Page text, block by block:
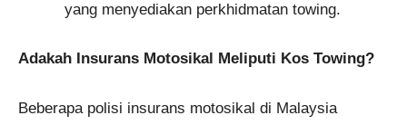
yang menyediakan perkhidmatan towing.
Adakah Insurans Motosikal Meliputi Kos Towing?
Beberapa polisi insurans motosikal di Malaysia